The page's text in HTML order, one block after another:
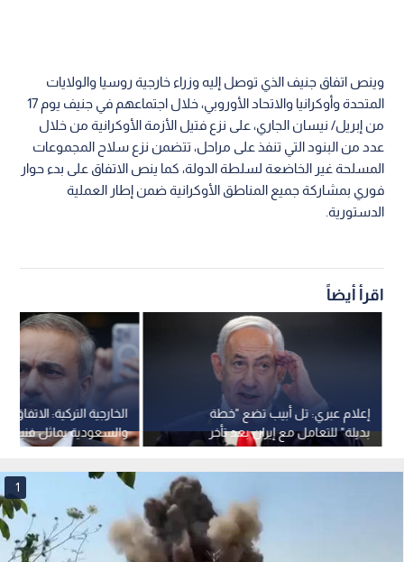
وينص اتفاق جنيف الذي توصل إليه وزراء خارجية روسيا والولايات
المتحدة وأوكرانيا والاتحاد الأوروبي، خلال اجتماعهم في جنيف يوم 17
من إبريل/ نيسان الجاري، على نزع فتيل الأزمة الأوكرانية من خلال
عدد من البنود التي تنفذ على مراحل، تتضمن نزع سلاح المجموعات
المسلحة غير الخاضعة لسلطة الدولة، كما ينص الاتفاق على بدء حوار
فوري بمشاركة جميع المناطق الأوكرانية ضمن إطار العملية
الدستورية.
اقرأ أيضاً
الخارجية التركية:
ميثاق النيتو الخاصة
إعلام عبري: تل أبيب تضع "خطة
بديلة" للتعامل مع إيران بعد تأخر
الحسم الأمريكي
1